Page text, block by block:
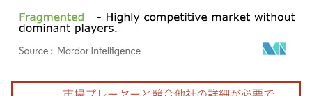
画像 © Mordor Intelligence。再利用にはCC BY 4.0の表示が必要です。